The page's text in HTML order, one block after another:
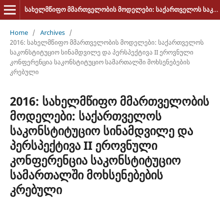
სახელმწიფო მმართველობის მოდელები: საქართველოს საკონსტიტუციო სინამდვილე და პერსპექტივა
Home / Archives /
2016: სახელმწიფო მმართველობის მოდელები: საქართველოს
საკონსტიტუციო სინამდვილე და პერსპექტივა II ეროვნული
კონფერენცია საკონსტიტუციო სამართალში მოხსენებების
კრებული
2016: სახელმწიფო მმართველობის
მოდელები: საქართველოს
საკონსტიტუციო სინამდვილე და
პერსპექტივა II ეროვნული
კონფერენცია საკონსტიტუციო
სამართალში მოხსენებების
კრებული